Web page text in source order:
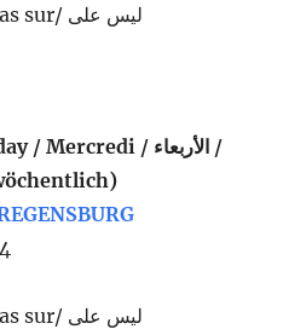
Nicht am/ Not on/ Pas sur/ ليس على
Mittwoch / Wednesday / Mercredi / الأربعاء /
Nicht am/ Not on/ Pas sur/ ليس على